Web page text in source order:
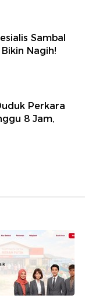
Sambal
Nagih!
Perkara
8 Jam,